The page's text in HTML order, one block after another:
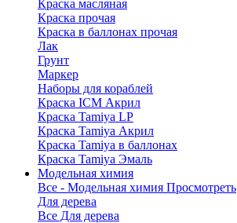
Краска масляная
Краска прочая
Краска в баллонах прочая
Лак
Грунт
Маркер
Наборы для кораблей
Краска ICM Акрил
Краска Tamiya LP
Краска Tamiya Акрил
Краска Tamiya в баллонах
Краска Tamiya Эмаль
Модельная химия
Все - Модельная химия Просмотреть
Для дерева
Все Для дерева